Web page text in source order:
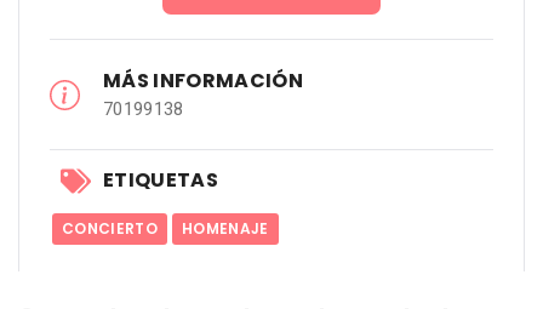
MÁS INFORMACIÓN
70199138
ETIQUETAS
CONCIERTO HOMENAJE